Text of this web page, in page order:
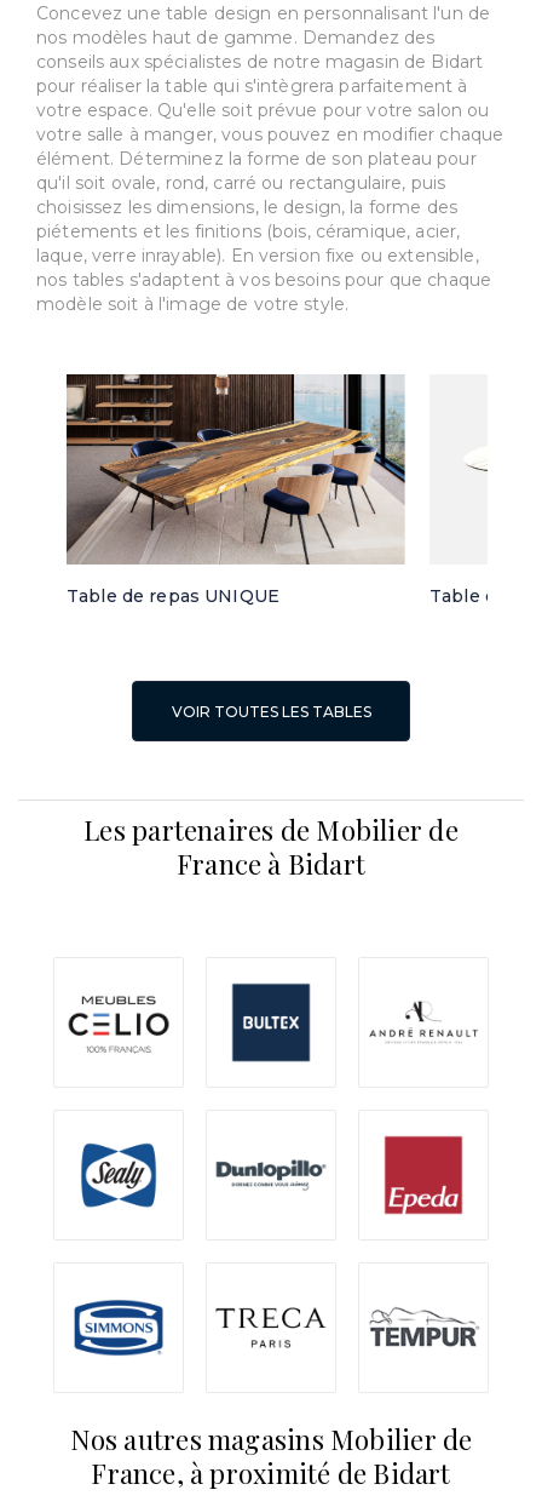
Concevez une table design en personnalisant l'un de
nos modèles haut de gamme. Demandez des
conseils aux spécialistes de notre magasin de Bidart
pour réaliser la table qui s'intègrera parfaitement à
votre espace. Qu'elle soit prévue pour votre salon ou
votre salle à manger, vous pouvez en modifier chaque
élément. Déterminez la forme de son plateau pour
qu'il soit ovale, rond, carré ou rectangulaire, puis
choisissez les dimensions, le design, la forme des
piétements et les finitions (bois, céramique, acier,
laque, verre inrayable). En version fixe ou extensible,
nos tables s'adaptent à vos besoins pour que chaque
modèle soit à l'image de votre style.
Table de repas UNIQUE Table de
VOIR TOUTES LES TABLES
Les partenaires de Mobilier de
France à Bidart
Nos autres magasins Mobilier de
France, à proximité de Bidart